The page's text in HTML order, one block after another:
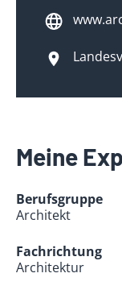
Meine
Berufsgruppe
Architekt
Fachrichtung
Architektur